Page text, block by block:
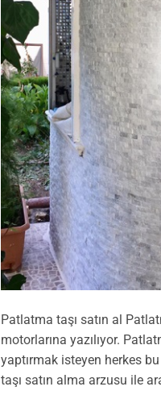
Patlatma taşı satın al
motorlarına yazılıyor.
yaptırmak isteyen herkes
taşı satın alma arzusu ile